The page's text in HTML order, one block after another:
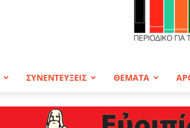
ΣΥΝΕΝΤΕΥΞΕΙΣ ΘΕΜΑΤΑ